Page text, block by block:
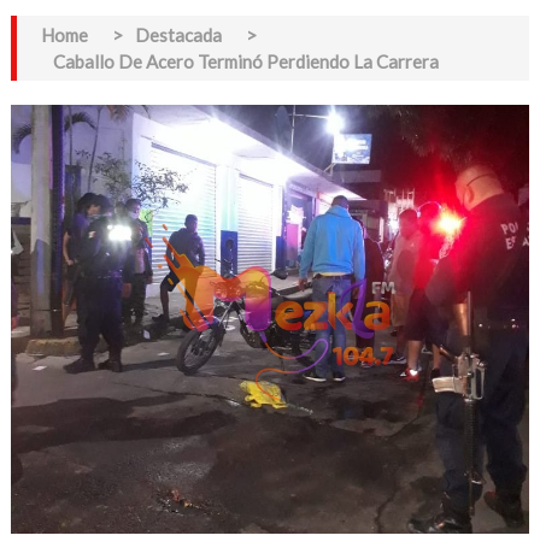
Home > Destacada
>
Caballo De Acero Terminó Perdiendo La Carrera